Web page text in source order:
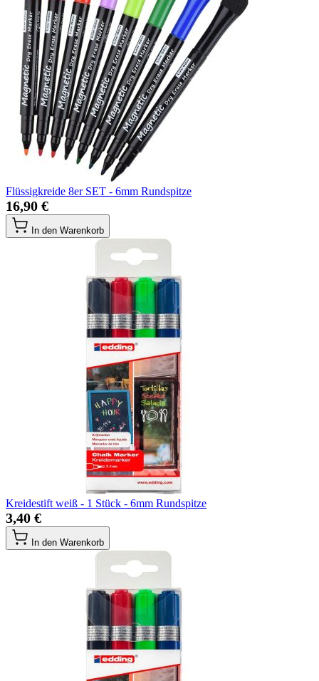
Flüssigkreide 8er SET - 6mm Rundspitze
16,90 €
In den Warenkorb
Kreidestift weiß - 1 Stück - 6mm Rundspitze
3,40 €
In den Warenkorb